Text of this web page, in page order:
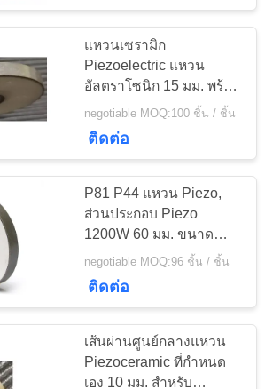
Powder
Piezo
27
21
แหวนเซรามิก
Piezoelectric แหวน
อัลตราโซนิก 15 มม. พร้อม
ใบรับรอง ISO 9001
negotiable MOQ:100 ชิ้น / ชิ้น
ติดต่อ
P81 P44 แหวน Piezo,
ส่วนประกอบ Piezo
1200W 60 มม. ขนาด
ต่างๆที่ปรับแต่งได้
negotiable MOQ:96 ชิ้น / ชิ้น
ติดต่อ
เส้นผ่านศูนย์กลางแหวน
Piezoceramic ที่กำหนด
เอง 10 มม. สำหรับ